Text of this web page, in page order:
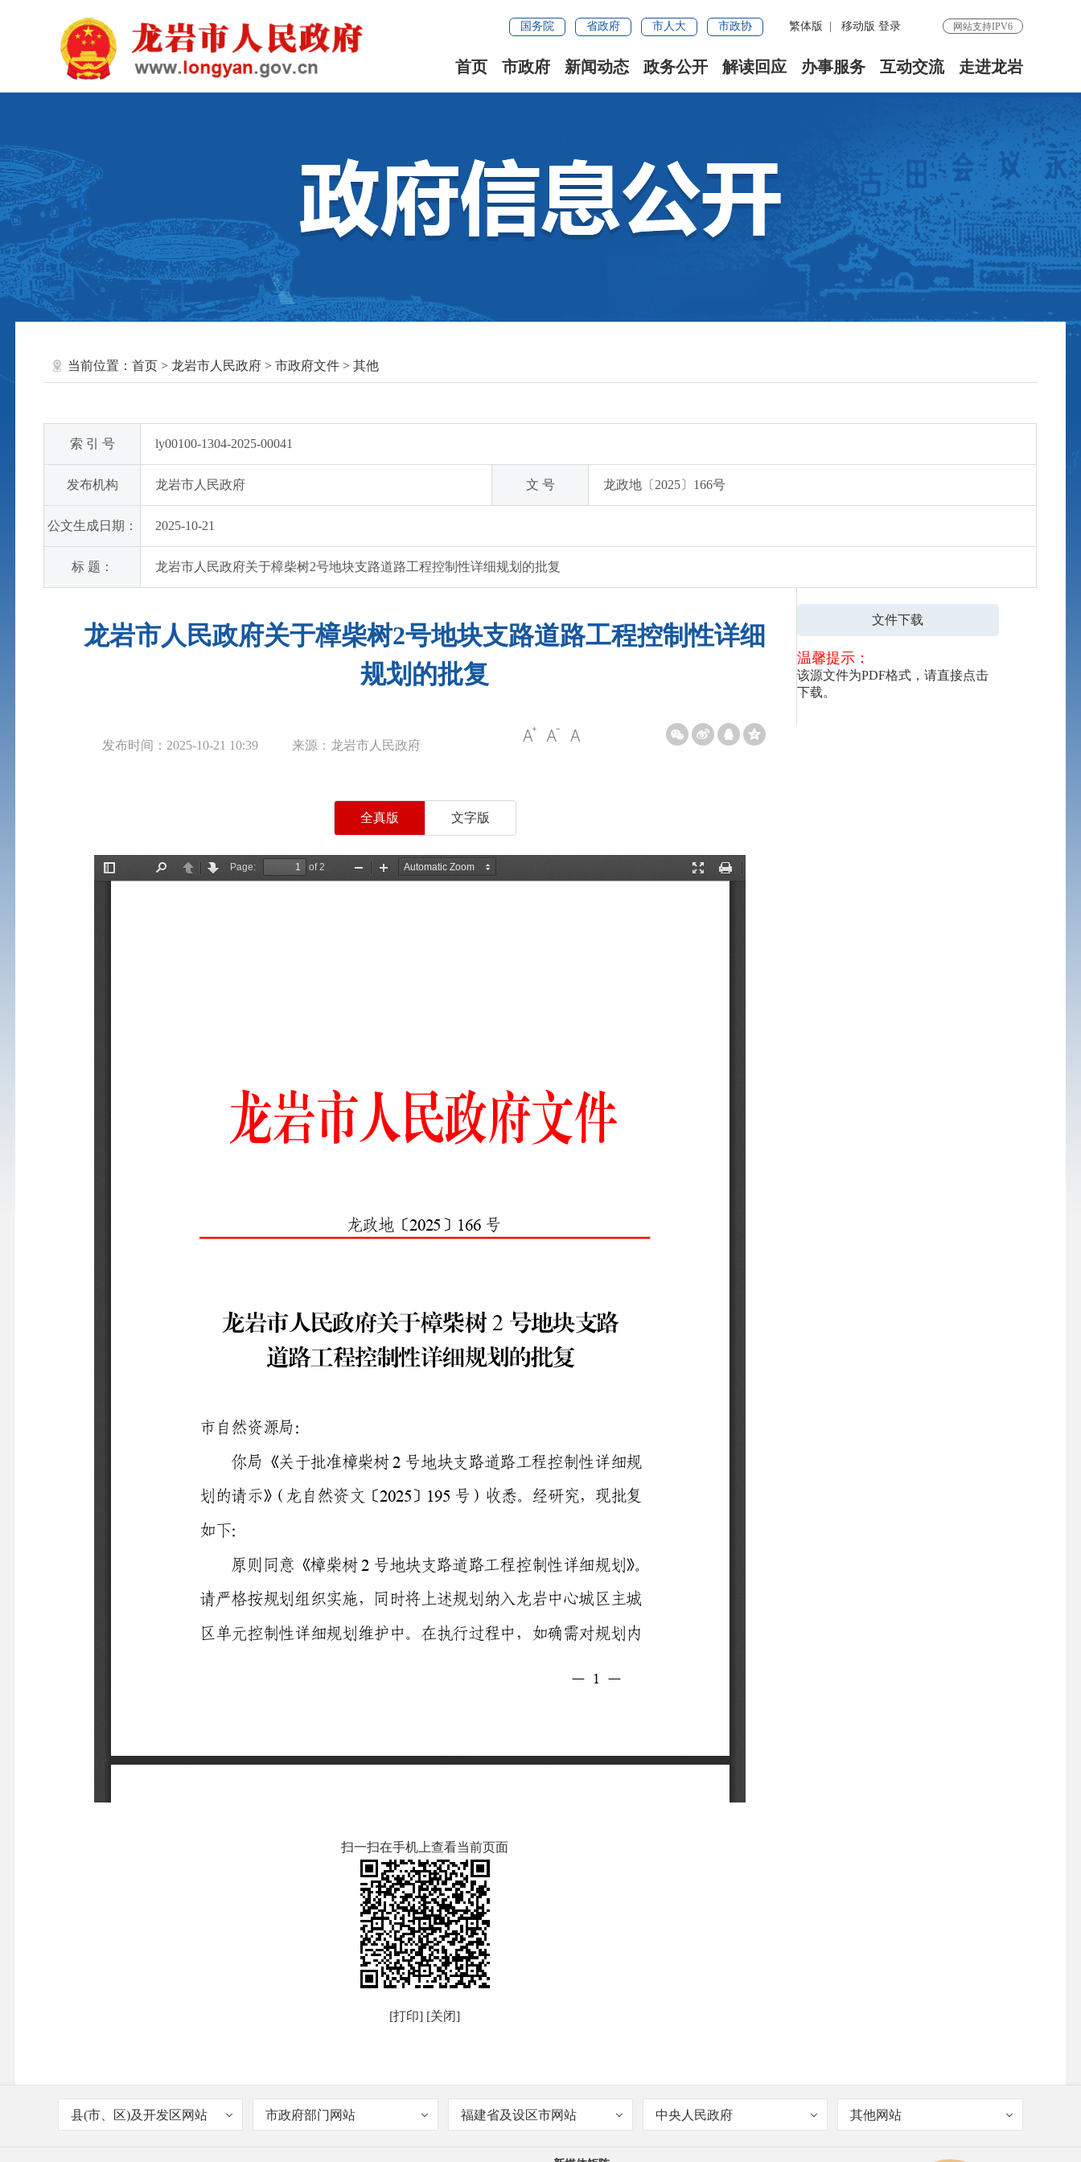
国务院 省政府 市人大 市政协 繁体版 移动版 登录 网站支持IPV6
首页 市政府 新闻动态 政务公开 解读回应 办事服务 互动交流 走进龙岩
当前位置：首页 >龙岩市人民政府 >市政府文件 >其他
索 引 号 ly00100-1304-2025-00041
发布机构 龙岩市人民政府 文 号 龙政地〔2025〕166号
公文生成日期： 2025-10-21
标 题： 龙岩市人民政府关于樟柴树2号地块支路道路工程控制性详细规划的批复
龙岩市人民政府关于樟柴树2号地块支路道路工程控制性详细
规划的批复
发布时间：2025-10-21 10:39 来源：龙岩市人民政府
全真版 文字版
扫一扫在手机上查看当前页面
[打印] [关闭]
文件下载
温馨提示：
该源文件为PDF格式，请直接点击
下载。
县(市、区)及开发区网站 市政府部门网站 福建省及设区市网站 中央人民政府 其他网站